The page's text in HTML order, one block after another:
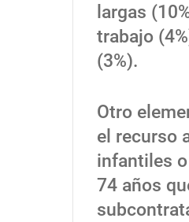
largas
trabajo
(3%).
Otro
el recurso
infantiles
74 años